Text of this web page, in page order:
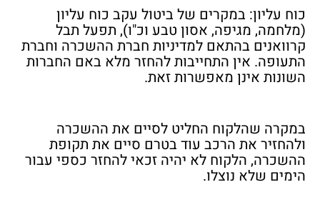
כוח עליון: במקרים של ביטול עקב כוח עליון
(מלחמה, מגיפה, אסון טבע וכ"ו), תפעל תבל
קרוואנים בהתאם למדיניות חברת ההשכרה וחברת
התעופה. אין התחייבות להחזר מלא באם החברות
השונות אינן מאפשרות זאת.
במקרה שהלקוח החליט לסיים את ההשכרה
ולהחזיר את הרכב עוד בטרם סיים את תקופת
ההשכרה, הלקוח לא יהיה זכאי להחזר כספי עבור
הימים שלא נוצלו.